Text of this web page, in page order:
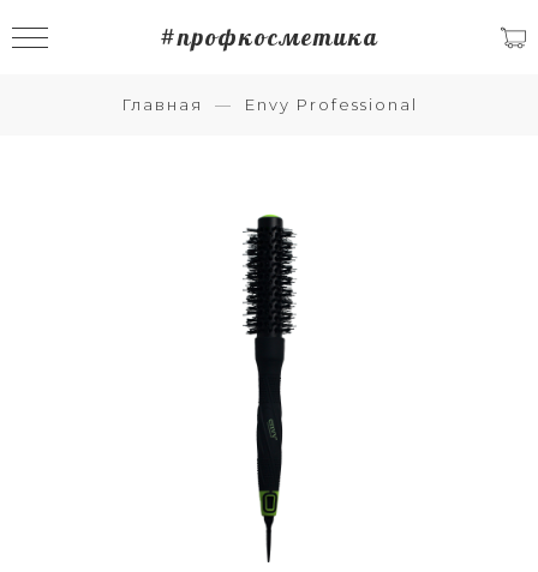
#профкосметика
Главная Envy Professional